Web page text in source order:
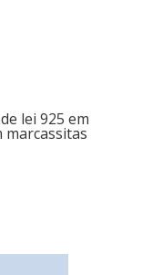
lei 925 em
marcassitas